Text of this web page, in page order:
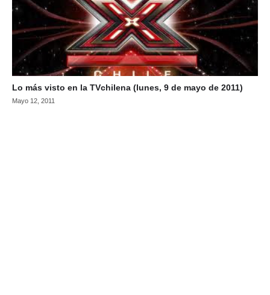
Lo más visto en la TVchilena (lunes, 9 de mayo de 2011)
Mayo 12, 2011